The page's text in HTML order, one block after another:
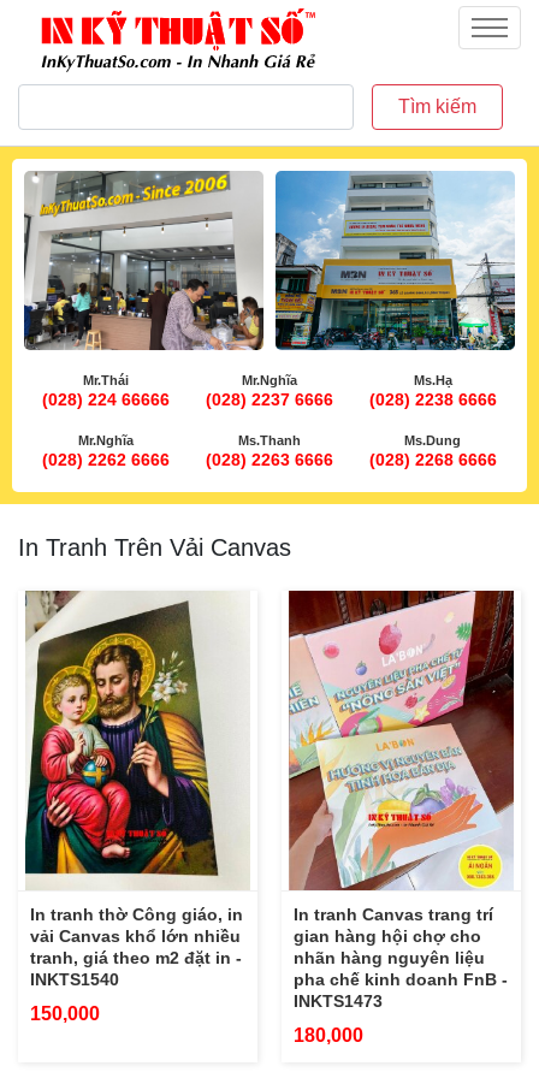
inkythuatso.com
Menu
Tìm kiếm
Mr.Thái
(028) 224 66666
Mr.Nghĩa
(028) 2237 6666
Ms.Hạ
(028) 2238 6666
Mr.Nghĩa
(028) 2262 6666
Ms.Thanh
(028) 2263 6666
Ms.Dung
(028) 2268 6666
In Tranh Trên Vải Canvas
In tranh thờ Công giáo, in
vải Canvas khổ lớn nhiều
tranh, giá theo m2 đặt in -
INKTS1540
150,000
In tranh Canvas trang trí
gian hàng hội chợ cho
nhãn hàng nguyên liệu
pha chế kinh doanh FnB -
INKTS1473
180,000